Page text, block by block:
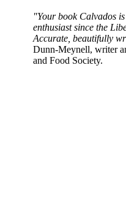
"Your book Calvados
enthusiast since the
Accurate, beautifully
Dunn-Meynell, writer
and Food Society.